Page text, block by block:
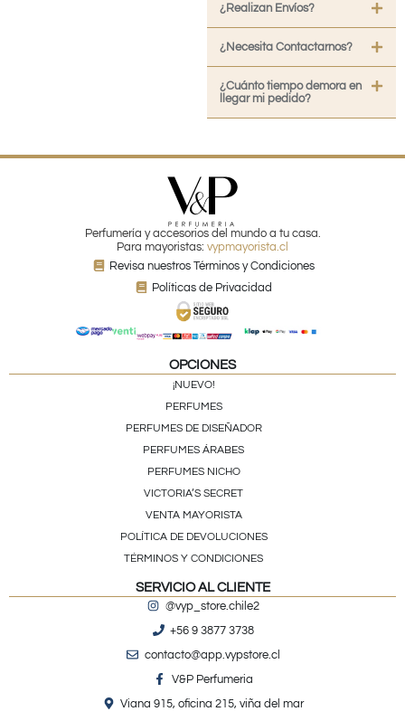
¿Realizan Envíos?
¿Necesita Contactarnos?
¿Cuánto tiempo demora en
llegar mi pedido?
Perfumería y accesorios del mundo a tu casa.
Para mayoristas: vypmayorista.cl
Revisa nuestros Términos y Condiciones
Políticas de Privacidad
OPCIONES
¡NUEVO!
PERFUMES
PERFUMES DE DISEÑADOR
PERFUMES ÁRABES
PERFUMES NICHO
VICTORIA’S SECRET
VENTA MAYORISTA
POLÍTICA DE DEVOLUCIONES
TÉRMINOS Y CONDICIONES
SERVICIO AL CLIENTE
@vyp_store.chile2
+56 9 3877 3738
contacto@app.vypstore.cl
V&P Perfumeria
Viana 915, oficina 215, viña del mar